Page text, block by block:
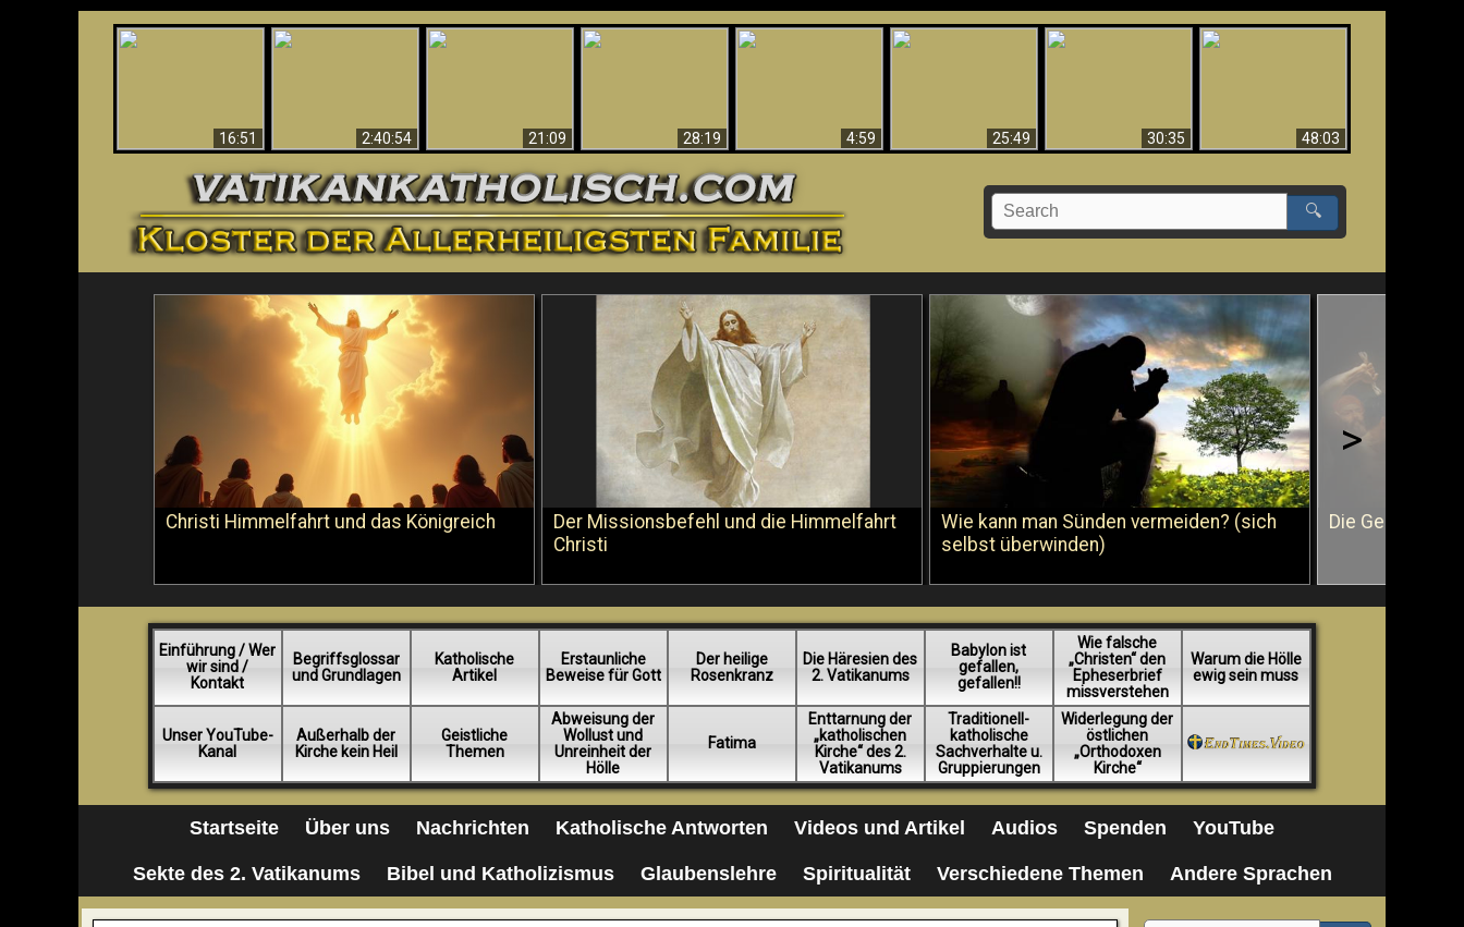
16:51
2:40:54
21:09
28:19
4:59
25:49 30:35
48:03
🔍
Christi Himmelfahrt und das Königreich
Der Missionsbefehl und die Himmelfahrt
Christi
Wie kann man Sünden vermeiden? (sich
selbst überwinden)
Die Geißelung
>
Einführung / Wer
wir sind /
Kontakt
Begriffsglossar
und Grundlagen
Katholische
Artikel
Erstaunliche
Beweise für Gott
Der heilige
Rosenkranz
Die Häresien des
2. Vatikanums
Babylon ist
gefallen,
gefallen!!
Wie falsche
„Christen“ den
Epheserbrief
missverstehen
Warum die Hölle
ewig sein muss
Unser YouTube-
Kanal
Außerhalb der
Kirche kein Heil
Geistliche
Themen
Abweisung der
Wollust und
Unreinheit der
Hölle
Fatima
Enttarnung der
„katholischen
Kirche“ des 2.
Vatikanums
Traditionell-
katholische
Sachverhalte u.
Gruppierungen
Widerlegung der
östlichen
„Orthodoxen
Kirche“
Startseite Über uns Nachrichten Katholische Antworten Videos und Artikel Audios Spenden YouTube
Sekte des 2. Vatikanums Bibel und Katholizismus Glaubenslehre Spiritualität Verschiedene Themen Andere Sprachen